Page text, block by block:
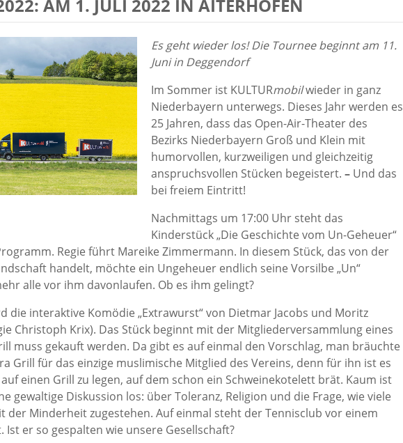
AM 1. JULI 2022 IN AITERHOFEN
Es geht wieder los! Die Tournee beginnt am 11.
Juni in Deggendorf
Im Sommer ist KULTURmobilwieder in ganz
Niederbayern unterwegs. Dieses Jahr werden es
25 Jahren, dass das Open-Air-Theater des
Bezirks Niederbayern Groß und Klein mit
humorvollen, kurzweiligen und gleichzeitig
anspruchsvollen Stücken begeistert. – Und das
bei freiem Eintritt!
Nachmittags um 17:00 Uhr steht das
Kinderstück „Die Geschichte vom Un-Geheuer“
Regie führt Mareike Zimmermann. In diesem Stück, das von der
handelt, möchte ein Ungeheuer endlich seine Vorsilbe „Un“
alle vor ihm davonlaufen. Ob es ihm gelingt?
die interaktive Komödie „Extrawurst“ von Dietmar Jacobs und Moritz
Christoph Krix). Das Stück beginnt mit der Mitgliederversammlung eines
muss gekauft werden. Da gibt es auf einmal den Vorschlag, man bräuchte
Grill für das einzige muslimische Mitglied des Vereins, denn für ihn ist es
einen Grill zu legen, auf dem schon ein Schweinekotelett brät. Kaum ist
gewaltige Diskussion los: über Toleranz, Religion und die Frage, wie viele
der Minderheit zugestehen. Auf einmal steht der Tennisclub vor einem
er so gespalten wie unsere Gesellschaft?